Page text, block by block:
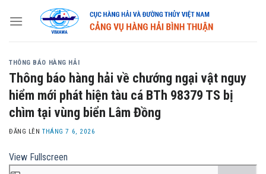
THÔNG BÁO HÀNG HẢI
Thông báo hàng hải về chướng ngại vật nguy
hiểm mới phát hiện tàu cá BTh 98379 TS bị
chìm tại vùng biển Lâm Đồng
ĐĂNG LÊNTHÁNG 7 6, 2026
View Fullscreen